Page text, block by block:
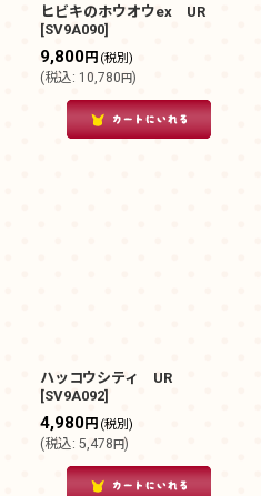
ヒビキのホウオウex UR
[SV9A090]
9,800円 (税別)
(税込: 10,780円)
ハッコウシティ UR
[SV9A092]
4,980円 (税別)
(税込: 5,478円)